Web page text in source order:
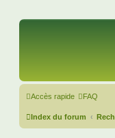
Accès rapide FAQ
Index du forum